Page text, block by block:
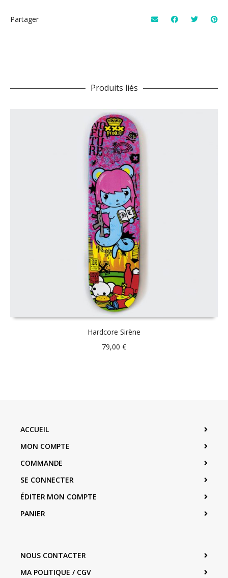
Partager
Produits liés
Hardcore Sirène
79,00 €
ACCUEIL
MON COMPTE
COMMANDE
SE CONNECTER
ÉDITER MON COMPTE
PANIER
NOUS CONTACTER
MA POLITIQUE / CGV